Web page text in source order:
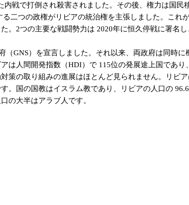
戦で打倒され殺害されました。その後、権力は国民
二つの政権がリビアの統治権を主張しました。これ
。2つの主要な戦闘勢力は 2020年に恒久停戦に署名
GNS）を宣言しました。それ以来、両政府は同時
人間開発指数（HDI）で 115位の発展途上国であ
の取り組みの進展はほとんど見られません。リビ
。国の国教はイスラム教であり、リビアの人口の
の大半はアラブ人です。